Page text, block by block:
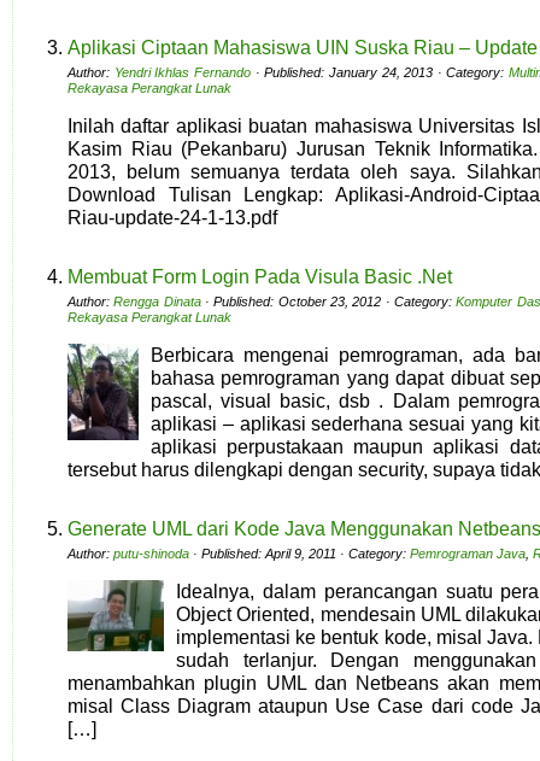
Aplikasi Ciptaan Mahasiswa UIN Suska Riau –
Author: Yendri Ikhlas Fernando· Published: January 24, 2013 · Category:
Rekayasa Perangkat Lunak
Inilah daftar aplikasi buatan mahasiswa Universitas
Kasim Riau (Pekanbaru) Jurusan Teknik
2013, belum semuanya terdata oleh saya.
Download Tulisan Lengkap: Aplikasi-Android-
Riau-update-24-1-13.pdf
Membuat Form Login Pada Visula Basic .Net
Author:Rengga Dinata· Published: October 23, 2012 · Category:Komputer
Rekayasa Perangkat Lunak
Berbicara mengenai pemrograman, ada
bahasa pemrograman yang dapat dibuat
pascal, visual basic, dsb . Dalam
aplikasi – aplikasi sederhana sesuai yang
aplikasi perpustakaan maupun aplikasi
tersebut harus dilengkapi dengan security, supaya
Generate UML dari Kode Java Menggunakan Netbeans
Author: putu-shinoda · Published: April 9, 2011 · Category: Pemrograman Java
Idealnya, dalam perancangan suatu
Object Oriented, mendesain UML
implementasi ke bentuk kode, misal
sudah terlanjur. Dengan
menambahkan plugin UML dan Netbeans akan
misal Class Diagram ataupun Use Case dari code
[…]